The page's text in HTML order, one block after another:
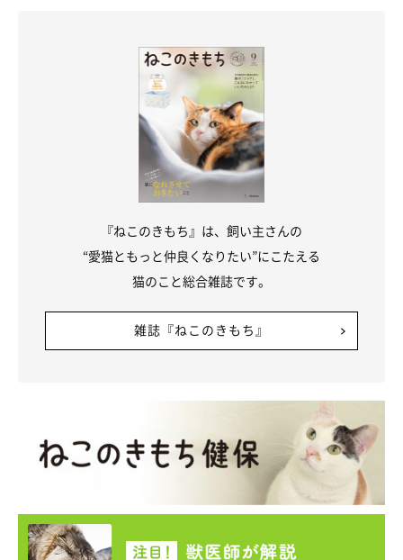
『ねこのきもち』は、飼い主さんの
“愛猫ともっと仲良くなりたい”にこたえる
猫のこと総合雑誌です。
雑誌『ねこのきもち』